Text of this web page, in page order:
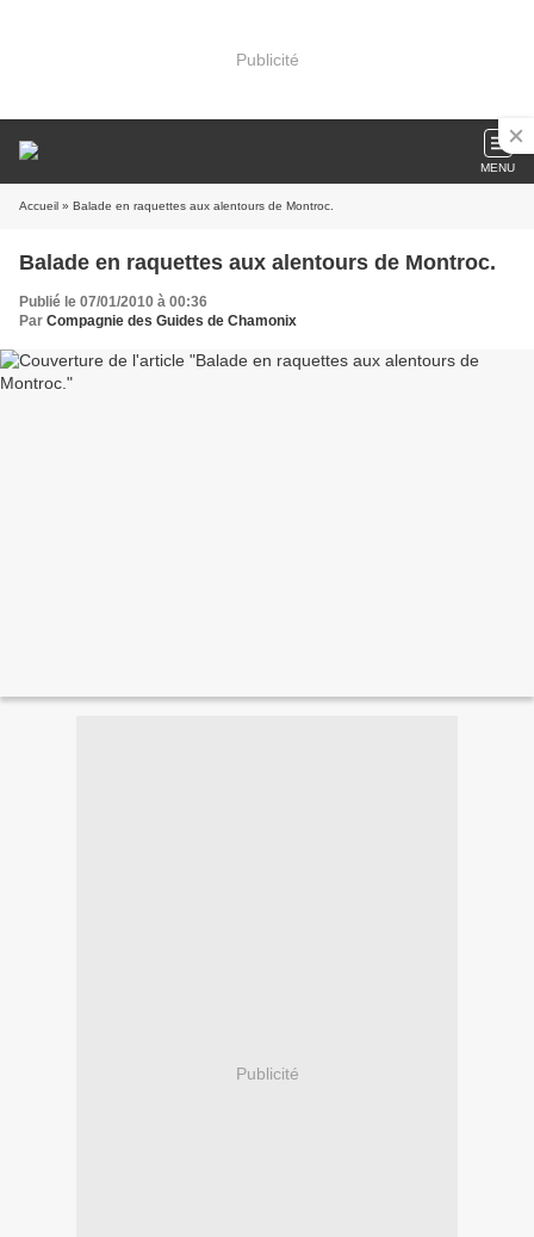
Publicité
MENU
Accueil » Balade en raquettes aux alentours de Montroc.
Balade en raquettes aux alentours de Montroc.
Publié le 07/01/2010 à 00:36
Par Compagnie des Guides de Chamonix
Publicité